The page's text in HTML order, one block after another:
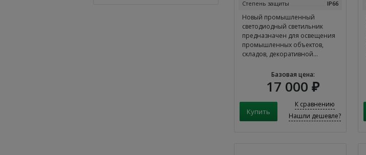
Степень защиты
IP66
Новый промышленный
светодиодный светильник
предназначен для освещения
промышленных объектов,
складов, декоративной…
Базовая цена:
17 000 ₽
К сравнению
Нашли дешевле?